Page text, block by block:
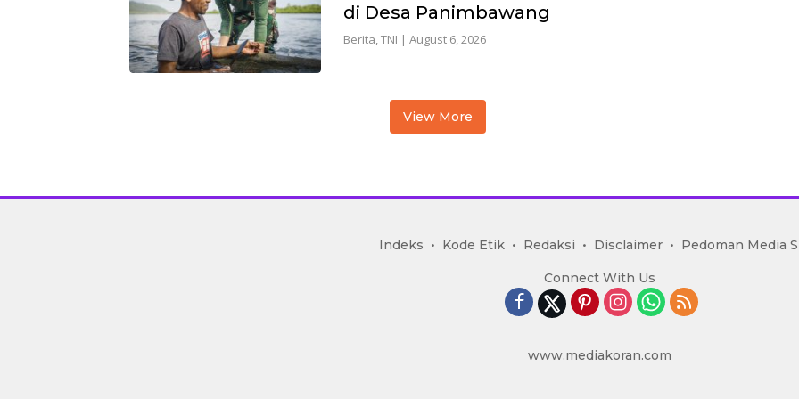
di Desa Panimbawang
Berita,TNI | August 6, 2026
View More
Indeks Kode Etik Redaksi Disclaimer Pedoman Media
Connect With Us
www.mediakoran.com